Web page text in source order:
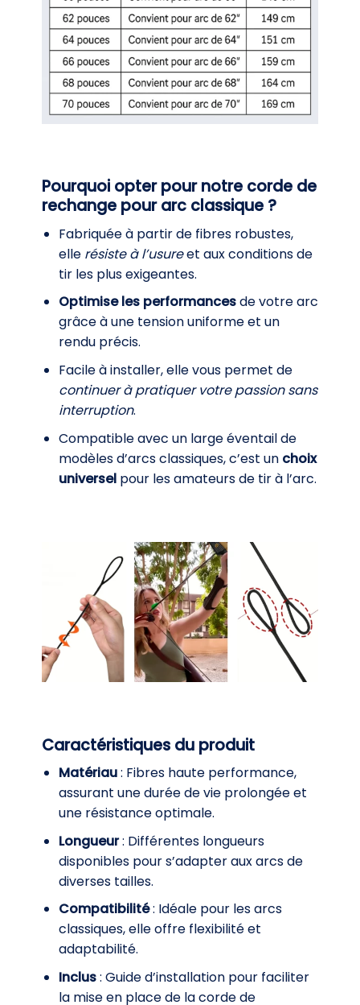
Pourquoi opter pour notre corde de
rechange pour arc classique ?
Fabriquée à partir de fibres robustes,
elle résiste à l’usureet aux conditions de
tir les plus exigeantes.
Optimise les performancesde votre arc
grâce à une tension uniforme et un
rendu précis.
Facile à installer, elle vous permet de
continuer à pratiquer votre passion sans
interruption.
Compatible avec un large éventail de
modèles d’arcs classiques, c’est un choix
universelpour les amateurs de tir à l’arc.
Caractéristiques du produit
Matériau: Fibres haute performance,
assurant une durée de vie prolongée et
une résistance optimale.
Longueur: Différentes longueurs
disponibles pour s’adapter aux arcs de
diverses tailles.
Compatibilité: Idéale pour les arcs
classiques, elle offre flexibilité et
adaptabilité.
Inclus: Guide d’installation pour faciliter
la mise en place de la corde de